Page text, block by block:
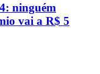
ninguém
vai a R$ 5